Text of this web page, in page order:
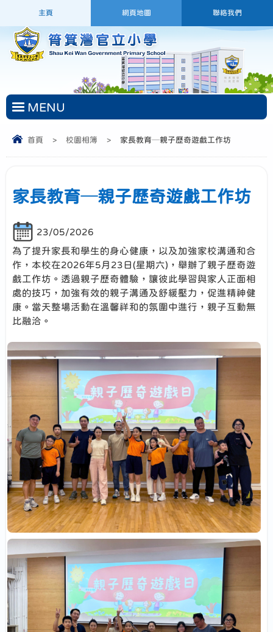
主頁 網頁地圖 聯絡我們
MENU
首頁 > 校園相簿 > 家長教育─親子歷奇遊戲工作坊
家長教育─親子歷奇遊戲工作坊
23/05/2026
為了提升家長和學生的身心健康，以及加強家校溝通和合
作，本校在2026年5月23日(星期六)，舉辦了親子歷奇遊
戲工作坊。透過親子歷奇體驗，讓彼此學習與家人正面相
處的技巧，加強有效的親子溝通及舒緩壓力，促進精神健
康。當天整場活動在溫馨祥和的氛圍中進行，親子互動無
比融洽。